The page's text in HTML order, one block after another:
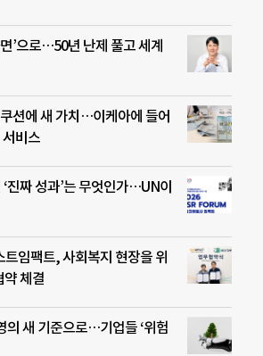
’으로…50년 난제 풀고 세계
션에 새 가치…이케아에 들어
비스
진짜 성과’는 무엇인가…UN이
임팩트, 사회복지 현장을 위
약 체결
의 새 기준으로…기업들 ‘위험